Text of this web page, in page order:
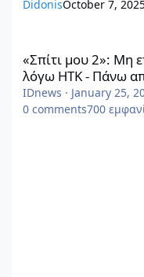
DidonisOctober 7,
«Σπίτι μου 2»: Μη
λόγω ΗΤΚ - Πάνω
IDnews · January 25,
0 comments700